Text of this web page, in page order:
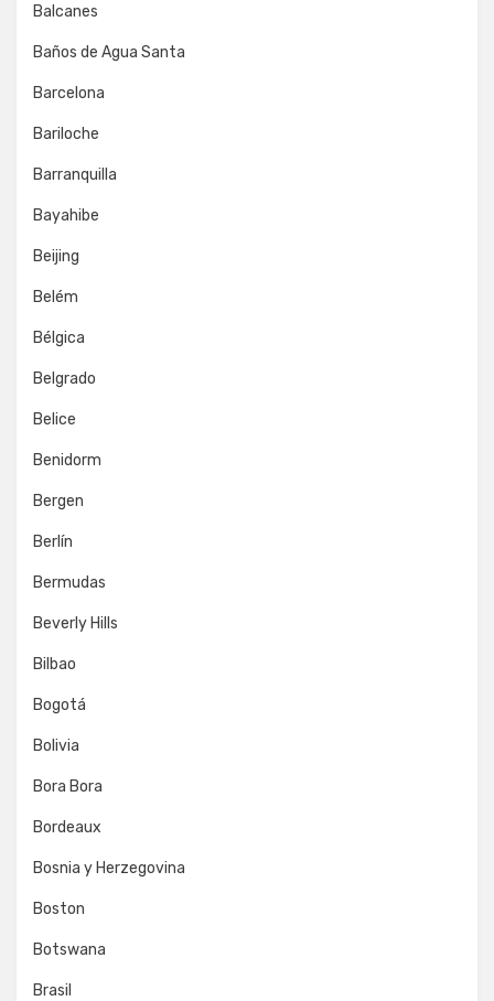
Balcanes
Baños de Agua Santa
Barcelona
Bariloche
Barranquilla
Bayahibe
Beijing
Belém
Bélgica
Belgrado
Belice
Benidorm
Bergen
Berlín
Bermudas
Beverly Hills
Bilbao
Bogotá
Bolivia
Bora Bora
Bordeaux
Bosnia y Herzegovina
Boston
Botswana
Brasil